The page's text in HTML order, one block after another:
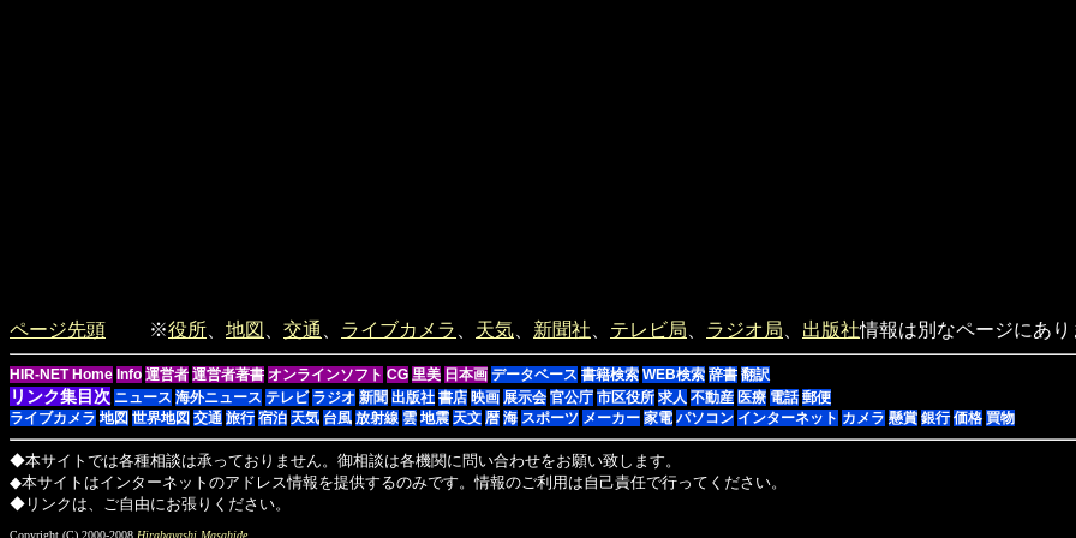
ページ先頭 ※役所 地図 交通 ライブカメラ 天気 新聞社 テレビ局 ラジオ局 出版社情報は別なページにあり
HIR-NET Home Info 運営者 運営者著書 オンラインソフト CG 里美 日本画 データベース 書籍検索 WEB検索 辞書 翻訳
リンク集目次 ニュース 海外ニュース テレビ ラジオ 新聞 出版社 書店 映画 展示会 官公庁 市区役所 求人 不動産 医療 電話 郵便
ライブカメラ 地図 世界地図 交通 旅行 宿泊 天気 台風 放射線 雲 地震 天文 暦 海 スポーツ メーカー 家電 パソコン インターネット カメラ 懸賞 銀行 価格 買物
◆本サイトでは各種相談は承っておりません。御相談は各機関に問い合わせをお願い致します。
◆本サイトはインターネットのアドレス情報を提供するのみです。情報のご利用は自己責任で行ってください。
◆リンクは、ご自由にお張りください。
Copyright (C) 2000-2008 Hirabayashi Masahide